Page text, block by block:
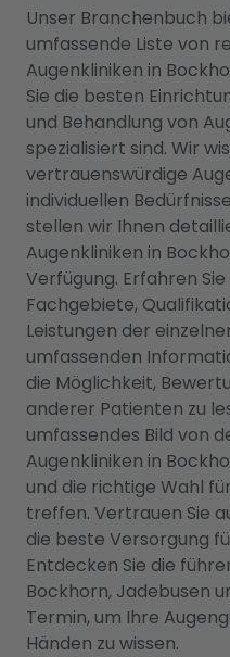
Unser Branchenbuch
umfassende Liste von
Augenkliniken in
Sie die besten
und Behandlung von
spezialisiert sind. Wir
vertrauenswürdige
individuellen
stellen wir Ihnen
Augenkliniken in
Verfügung. Erfahren
Fachgebiete,
Leistungen der
umfassenden
die Möglichkeit,
anderer Patienten zu
umfassendes Bild von
Augenkliniken in
und die richtige Wahl
treffen. Vertrauen Sie
die beste Versorgung
Entdecken Sie die
Bockhorn, Jadebusen
Termin, um Ihre
Händen zu wissen.